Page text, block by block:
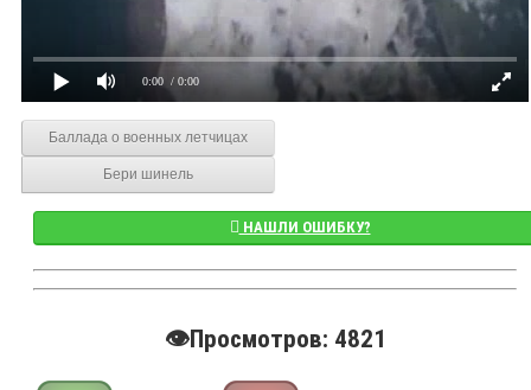
0:00 / 0:00
Баллада о военных летчицах
Бери шинель
НАШЛИ ОШИБКУ?
👁️Просмотров: 4821